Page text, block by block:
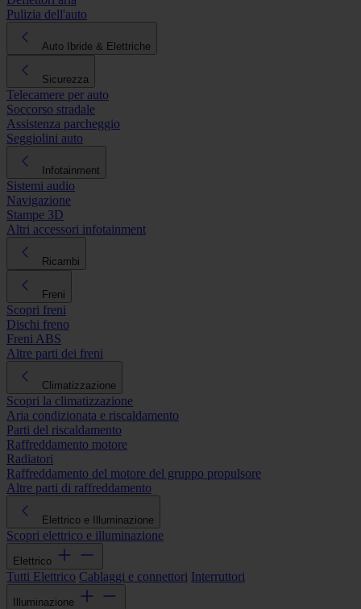
Pulizia dell'auto
Auto Ibride & Elettriche
Sicurezza
Telecamere per auto
Soccorso stradale
Assistenza parcheggio
Seggiolini auto
Infotainment
Sistemi audio
Navigazione
Stampe 3D
Altri accessori infotainment
Ricambi
Freni
Scopri freni
Dischi freno
Freni ABS
Altre parti dei freni
Climatizzazione
Scopri la climatizzazione
Aria condizionata e riscaldamento
Parti del riscaldamento
Raffreddamento motore
Radiatori
Raffreddamento del motore del gruppo propulsore
Altre parti di raffreddamento
Elettrico e Illuminazione
Scopri elettrico e illuminazione
Elettrico
Tutti Elettrico Cablaggi e connettori Interruttori
Illuminazione